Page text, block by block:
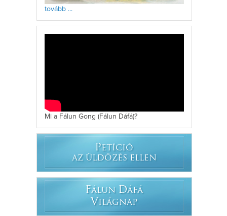
tovább ...
Mi a Fálun Gong (Fálun Dáfá)?
PETÍCIÓ
AZ ÜLDÖZÉS ELLEN
FÁLUN DÁFÁ
VILÁGNAP